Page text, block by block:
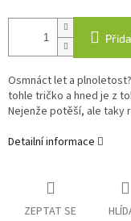
Osmnáct let a
tohle tričko a hned je z
Nejenže potěší, ale taky
Detailní informace
ZEPTAT SE